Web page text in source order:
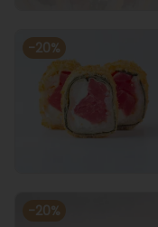
-20%
-20%